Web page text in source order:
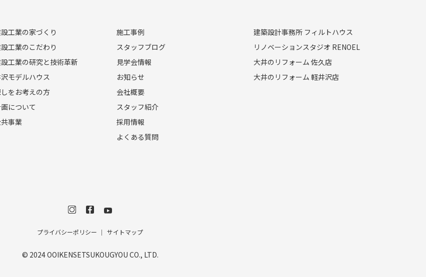
工業の家づくり
工業のこだわり
工業の研究と技術革新
モデルハウス
をお考えの方
について
事業
施工事例
スタッフブログ
見学会情報
お知らせ
会社概要
スタッフ紹介
採用情報
よくある質問
建築設計事務所 フィルトハウス
リノベーションスタジオ RENOEL
大井のリフォーム 佐久店
大井のリフォーム 軽井沢店
プライバシーポリシー サイトマップ
© 2024 OOIKENSETSUKOUGYOU CO., LTD.